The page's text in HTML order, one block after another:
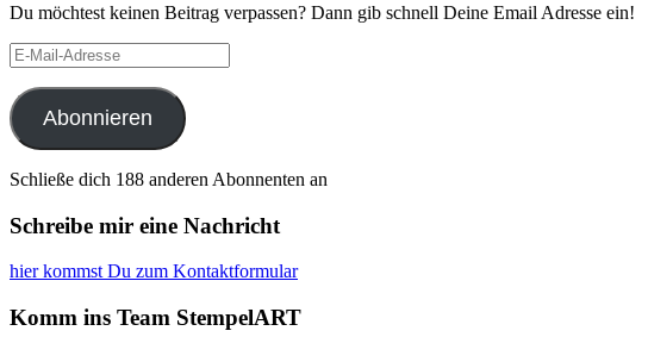
Du möchtest keinen Beitrag verpassen? Dann gib schnell Deine Email Adresse ein!
E-
Mail-
Adresse
Abonnieren
Schließe dich 188 anderen Abonnenten an
Schreibe mir eine Nachricht
hier kommst Du zum Kontaktformular
Komm ins Team StempelART